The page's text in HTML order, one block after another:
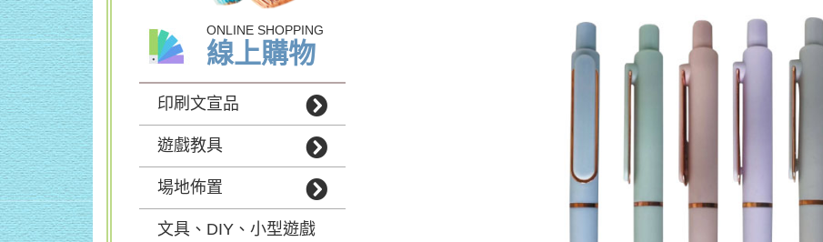
ONLINE SHOPPING
線上購物
印刷文宣品
遊戲教具
場地佈置
文具、DIY、小型遊戲